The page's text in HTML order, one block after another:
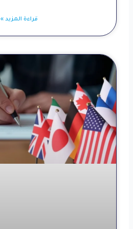
قراءة المزيد »